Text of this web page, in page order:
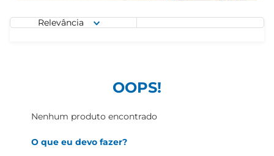
Relevância
OOPS!
Nenhum produto encontrado
O que eu devo fazer?
arroz